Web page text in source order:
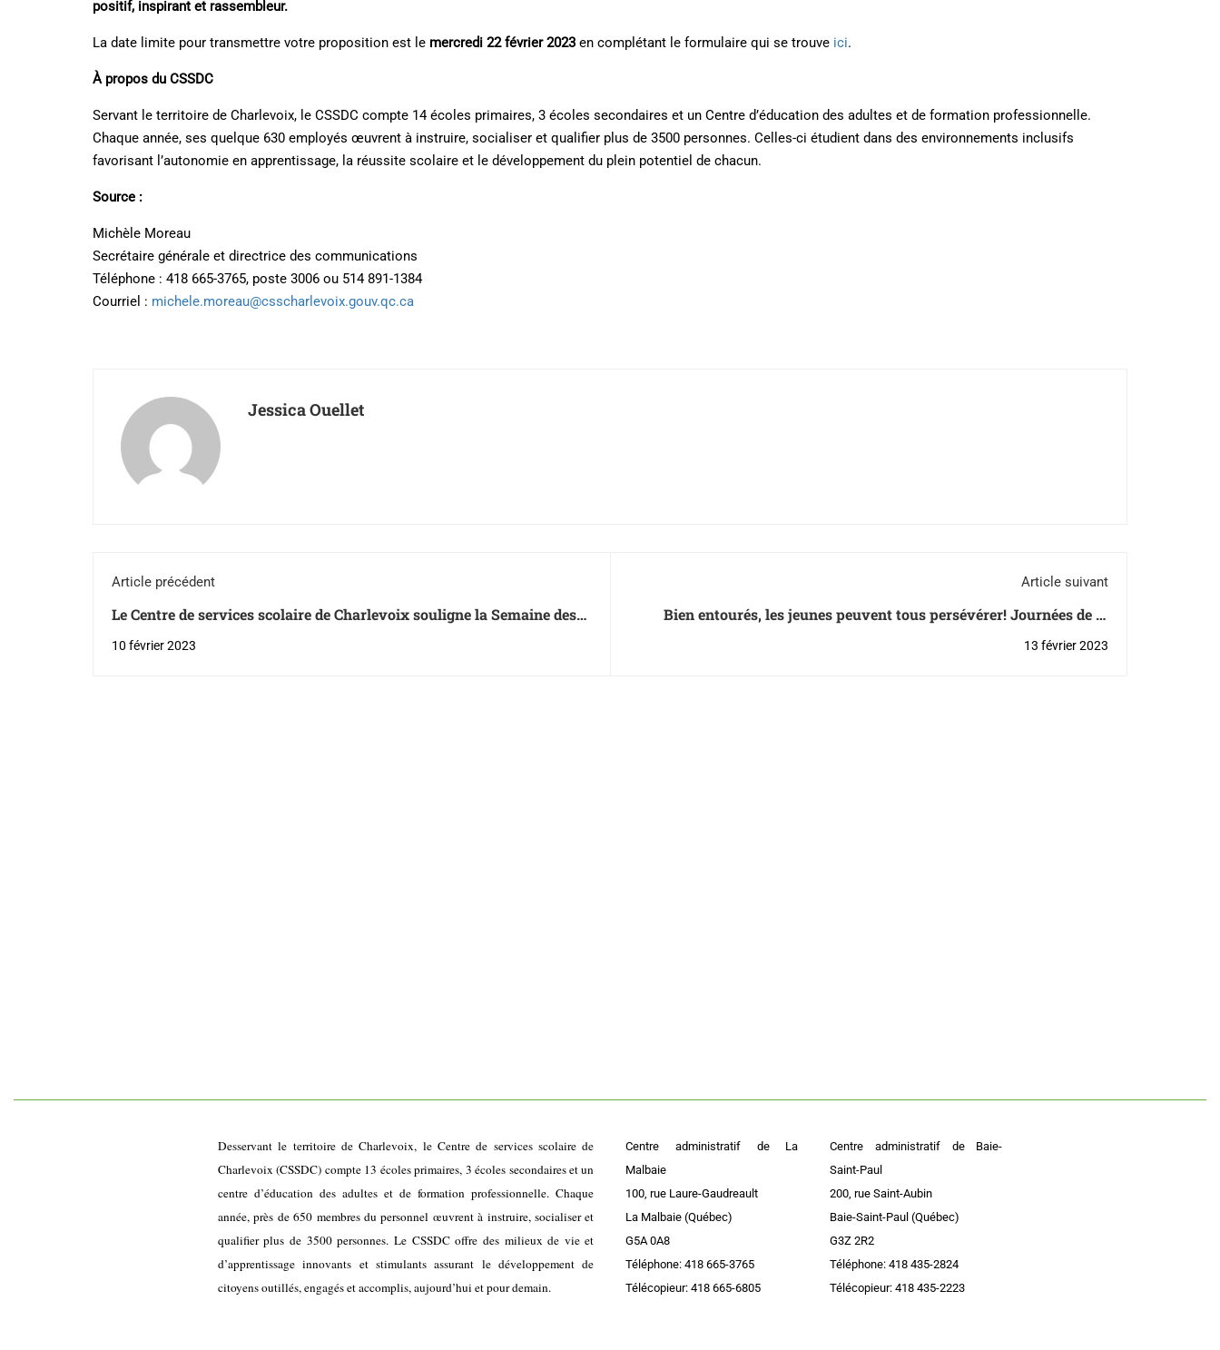
positif, inspirant et rassembleur.
La date limite pour transmettre votre proposition est le mercredi 22 février 2023 en complétant le formulaire qui se trouve ici.
À propos du CSSDC
Servant le territoire de Charlevoix, le CSSDC compte 14 écoles primaires, 3 écoles secondaires et un Centre d’éducation des adultes et de formation professionnelle.
Chaque année, ses quelque 630 employés œuvrent à instruire, socialiser et qualifier plus de 3500 personnes. Celles-ci étudient dans des environnements inclusifs
favorisant l’autonomie en apprentissage, la réussite scolaire et le développement du plein potentiel de chacun.
Source :
Michèle Moreau
Secrétaire générale et directrice des communications
Téléphone : 418 665-3765, poste 3006 ou 514 891-1384
Courriel : michele.moreau@csscharlevoix.gouv.qc.ca
Jessica Ouellet
Article précédent
Le Centre de services scolaire de Charlevoix souligne la Semaine des
enseignantes et des enseignants
10 février 2023
Article suivant
Bien entourés, les jeunes peuvent tous persévérer! Journées de la
persévérance scolaire 2023
13 février 2023
Desservant le territoire de Charlevoix, le Centre de services scolaire de
Charlevoix (CSSDC) compte 13 écoles primaires, 3 écoles secondaires et un
centre d’éducation des adultes et de formation professionnelle. Chaque
année, près de 650 membres du personnel œuvrent à instruire, socialiser et
qualifier plus de 3500 personnes. Le CSSDC offre des milieux de vie et
d’apprentissage innovants et stimulants assurant le développement de
citoyens outillés, engagés et accomplis, aujourd’hui et pour demain.
Centre administratif de La
Malbaie
100, rue Laure-Gaudreault
La Malbaie (Québec)
G5A 0A8
Téléphone: 418 665-3765
Télécopieur: 418 665-6805
Centre administratif de Baie-
Saint-Paul
200, rue Saint-Aubin
Baie-Saint-Paul (Québec)
G3Z 2R2
Téléphone: 418 435-2824
Télécopieur: 418 435-2223